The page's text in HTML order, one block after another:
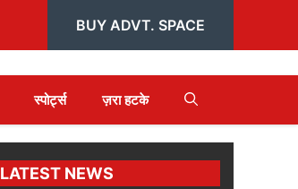
BUY ADVT. SPACE
स्पोर्ट्स ज़रा हटके
LATEST NEWS